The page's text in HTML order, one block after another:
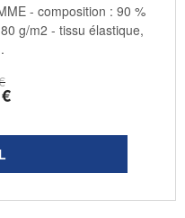
€
- composition : 90 %
g/m2 - tissu élastique,